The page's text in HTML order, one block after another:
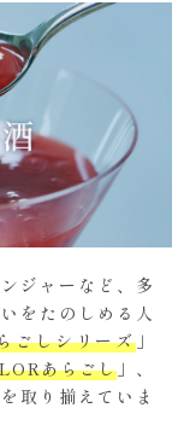
ジャーなど、多
をたのしめる人
ごしシリーズ」
あらごし」、
取り揃えていま